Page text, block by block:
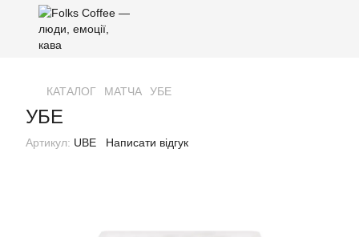
КАТАЛОГ МАТЧА УБЕ
УБЕ
Артикул: UBE Написати відгук